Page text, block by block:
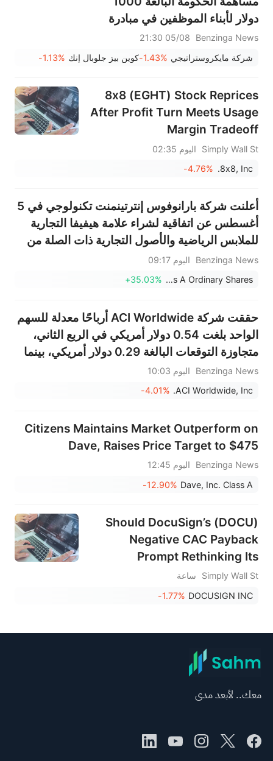
دولار لأبناء الموظفين في مبادرة
حسابات ترامب
Benzinga News
05/08 21:30
شركة مايكروستراتيجي -1.43%كوين بيز جلوبال إنك -1.13%
8x8 (EGHT) Stock Reprices
After Profit Turn Meets Usage
Margin Tradeoff
Simply Wall St
اليوم 02:35
8x8, Inc.
-4.76%
أعلنت شركة بارانوفوس إنترتينمنت تكنولوجي في 5
أغسطس عن اتفاقية لشراء علامة هيفيفا التجارية
للملابس الرياضية والأصول التجارية ذات الصلة من
شركة جابانيرو مقابل 33 مليون دولار نقدًا
Benzinga News
اليوم 09:17
Paranovus Entertainment Technology Ltd. - Class A Ordinary Shares
+35.03%
حققت شركة ACI Worldwide أرباحًا معدلة للسهم
الواحد بلغت 0.54 دولار أمريكي في الربع الثاني،
متجاوزة التوقعات البالغة 0.29 دولار أمريكي، بينما
Benzinga News
اليوم 10:03
ACI Worldwide, Inc.
-4.01%
Citizens Maintains Market Outperform on
Dave, Raises Price Target to $475
Benzinga News
اليوم 12:45
Dave, Inc. Class A
-12.90%
Should DocuSign’s (DOCU)
Negative CAC Payback
Prompt Rethinking Its
Subscription Growth
Strategy?
Simply Wall St
ساعة
DOCUSIGN INC
-1.77%
معك.. لأبعد مدى